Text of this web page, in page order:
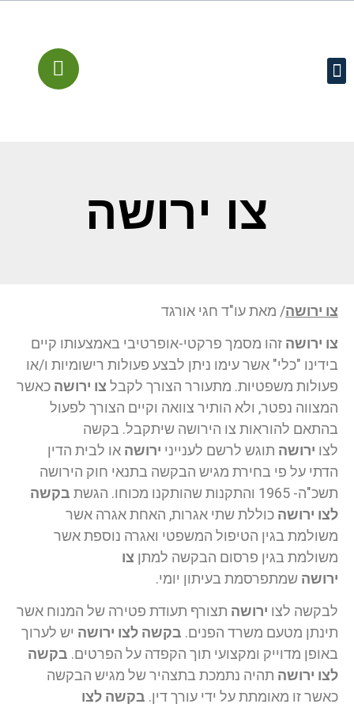
צו ירושה
צו ירושה/ מאת עו"ד חגי אורגד
צו ירושה זהו מסמך פרקטי-אופרטיבי באמצעותו קיים
בידינו "כלי" אשר עימו ניתן לבצע פעולות רישומיות ו/או
פעולות משפטיות. מתעורר הצורך לקבל צו ירושה כאשר
המצווה נפטר, ולא הותיר צוואה וקיים הצורך לפעול
בהתאם להוראות צו הירושה שיתקבל. בקשה
לצו ירושה תוגש לרשם לענייני ירושה או לבית הדין
הדתי על פי בחירת מגיש הבקשה בתנאי חוק הירושה
תשכ"ה- 1965 והתקנות שהותקנו מכוחו. הגשת
בקשה
לצו ירושה כוללת שתי אגרות, האחת אגרה אשר
משולמת בגין הטיפול המשפטי ואגרה נוספת אשר
משולמת בגין פרסום הבקשה למתן צו
ירושה שמתפרסמת בעיתון יומי.
לבקשה לצו ירושה תצורף תעודת פטירה של המנוח אשר
תינתן מטעם משרד הפנים. בקשה לצו ירושה יש לערוך
באופן מדוייק ומקצועי תוך הקפדה על הפרטים. בקשה
לצו ירושה תהיה נתמכת בתצהיר של מגיש הבקשה
כאשר זו מאומתת על ידי עורך דין. בקשה לצו